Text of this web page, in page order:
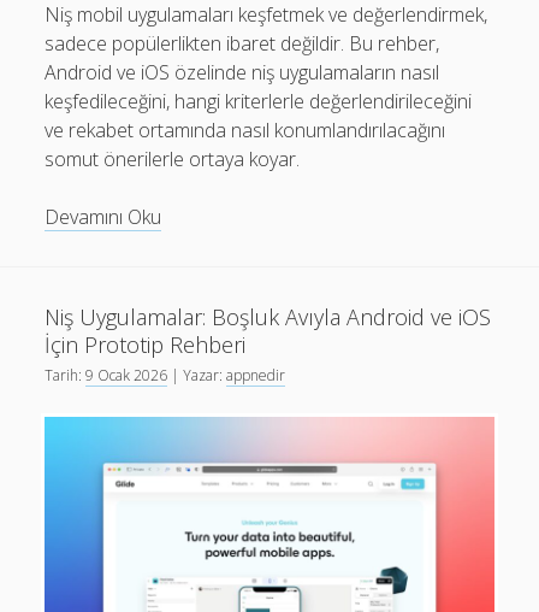
Niş mobil uygulamaları keşfetmek ve değerlendirmek,
sadece popülerlikten ibaret değildir. Bu rehber,
Android ve iOS özelinde niş uygulamaların nasıl
keşfedileceğini, hangi kriterlerle değerlendirileceğini
ve rekabet ortamında nasıl konumlandırılacağını
somut önerilerle ortaya koyar.
Devamını Oku
Keşif
ve
Değerlendirme
Rehberi
Niş Uygulamalar: Boşluk Avıyla Android ve iOS
İçin Prototip Rehberi
Tarih:9 Ocak 2026 | Yazar:appnedir